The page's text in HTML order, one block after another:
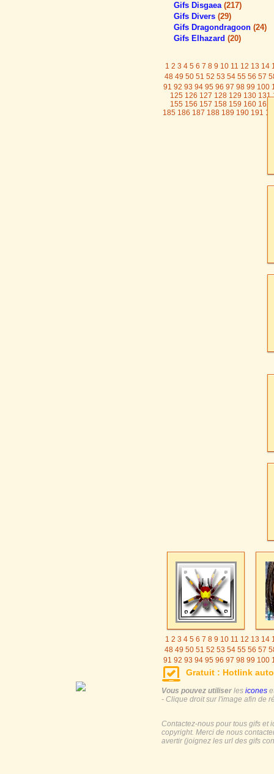
Gifs Disgaea (217)
Gifs Divers (29)
Gifs Dragondragoon (24)
Gifs Elhazard (20)
1 2 3 4 5 6 7 8 9 10 11 12 13 14
48 49 50 51 52 53 54 55 56 57
91 92 93 94 95 96 97 98 99 100
125 126 127 128 129 130 131
155 156 157 158 159 160 161
185 186 187 188 189 190 191
1 2 3 4 5 6 7 8 9 10 11 12 13 14
48 49 50 51 52 53 54 55 56 57
91 92 93 94 95 96 97 98 99 100
125
126 127 128 129 130 131
155
156 157 158 159 160 161
185
188 190
Gratuit : Hotlink
Vous pouvez utiliser les icones
- Clique droit sur l'image afin de
Contactez-nous pour tous gifs et
copyright. Merci de nous
avertir (joignez les url des gifs